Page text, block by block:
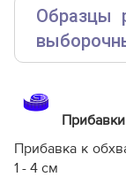
Образцы
направления
Прибавки
Прибавка к
1 - 4 см